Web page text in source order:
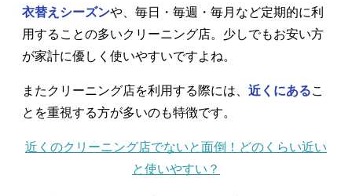
衣替えシーズンや、毎日・毎週・毎月など定期的に利
用することの多いクリーニング店。少しでもお安い方
が家計に優しく使いやすいですよね。
またクリーニング店を利用する際には、 近くにあるこ
とを重視する方が多いのも特徴です。
近くのクリーニング店でないと面倒！どのくらい近い
と使いやすい？